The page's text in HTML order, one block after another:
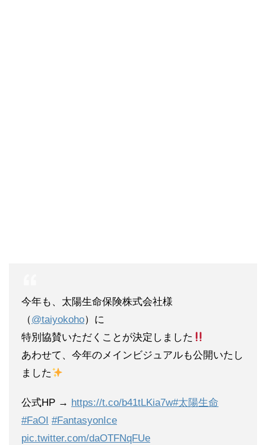
今年も、太陽生命保険株式会社様
（@taiyokoho）に
特別協賛いただくことが決定しました
あわせて、今年のメインビジュアルも公開いたし
ました
公式HP → https://t.co/b41tLKia7w#太陽生命
#FaOI #FantasyonIce
pic.twitter.com/daOTFNqFUe